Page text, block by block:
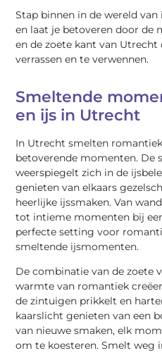
Stap binnen in de wereld
en laat je betoveren door de
en de zoete kant van
verrassen en te verwennen.
Smeltende
en ijs in Utrecht
In Utrecht smelten
betoverende momenten. De
weerspiegelt zich in de
genieten van elkaars
heerlijke ijssmaken. Van
tot intieme momenten bij
perfecte setting voor
smeltende ijsmomenten.
De combinatie van de zoete
warmte van romantiek
de zintuigen prikkelt en
kaarslicht genieten van een
van nieuwe smaken, elk
om te koesteren. Smelt weg